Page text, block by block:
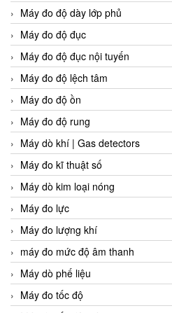
Máy đo độ dày lớp phủ
Máy đo độ đục
Máy đo độ đục nội tuyến
Máy đo độ lệch tâm
Máy đo độ ồn
Máy đo độ rung
Máy dò khí | Gas detectors
Máy đo kĩ thuật số
Máy dò kim loại nóng
Máy đo lực
Máy đo lượng khí
máy đo mức độ âm thanh
Máy dò phế liệu
Máy đo tốc độ